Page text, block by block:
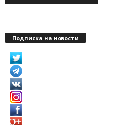
Подписка на новости